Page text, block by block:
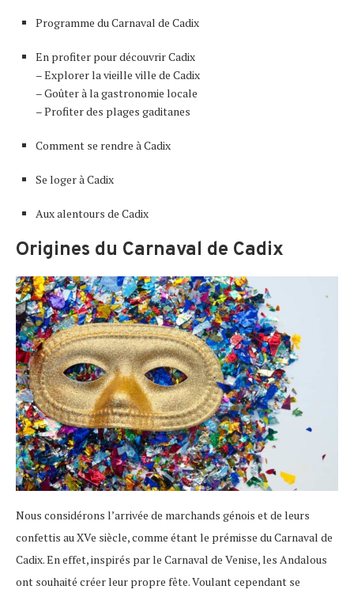
Programme du Carnaval de Cadix
En profiter pour découvrir Cadix
– Explorer la vieille ville de Cadix
– Goûter à la gastronomie locale
– Profiter des plages gaditanes
Comment se rendre à Cadix
Se loger à Cadix
Aux alentours de Cadix
Origines du Carnaval de Cadix
Nous considérons l’arrivée de marchands génois et de leurs
confettis au XVe siècle, comme étant le prémisse du Carnaval de
Cadix. En effet, inspirés par le Carnaval de Venise, les Andalous
ont souhaité créer leur propre fête. Voulant cependant se